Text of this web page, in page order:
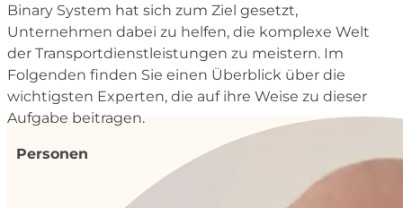
Binary System hat sich zum Ziel gesetzt,
Unternehmen dabei zu helfen, die komplexe Welt
der Transportdienstleistungen zu meistern. Im
Folgenden finden Sie einen Überblick über die
wichtigsten Experten, die auf ihre Weise zu dieser
Aufgabe beitragen.
Personen